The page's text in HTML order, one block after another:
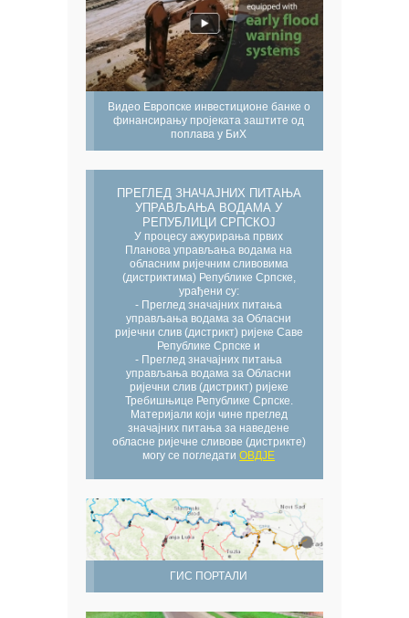
Видео Европске инвестиционе банке о
финансирању пројеката заштите од
поплава у БиХ
ПРЕГЛЕД ЗНАЧАЈНИХ ПИТАЊА
УПРАВЉАЊА ВОДАМА У
РЕПУБЛИЦИ СРПСКОЈ
У процесу ажурирања првих
Планова управљања водама на
обласним ријечним сливовима
(дистриктима) Републике Српске,
урађени су:
- Преглед значајних питања
управљања водама за Обласни
ријечни слив (дистрикт) ријеке Саве
Републике Српске и
- Преглед значајних питања
управљања водама за Обласни
ријечни слив (дистрикт) ријеке
Требишњице Републике Српске.
Материјали који чине преглед
значајних питања за наведене
обласне ријечне сливове (дистрикте)
могу се погледати ОВДЈЕ
ГИС ПОРТАЛИ